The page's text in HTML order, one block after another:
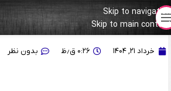
Skip to navigation
Skip to main content
اطلاعیه مهم؛ قابل توجه خانواده کراسفیت ایران
خرداد ۲۱, ۱۴۰۴ ۰:۲۶ ق٫ظ بدون نظر